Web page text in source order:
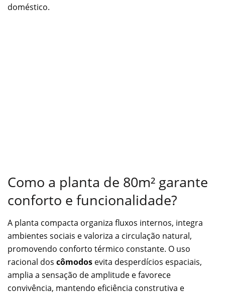
doméstico.
Como a planta de 80m² garante
conforto e funcionalidade?
A planta compacta organiza fluxos internos, integra
ambientes sociais e valoriza a circulação natural,
promovendo conforto térmico constante. O uso
racional dos cômodos evita desperdícios espaciais,
amplia a sensação de amplitude e favorece
convivência, mantendo eficiência construtiva e